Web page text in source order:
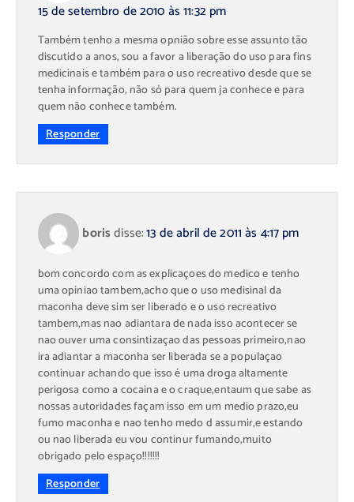
15 de setembro de 2010 às 11:32 pm
Também tenho a mesma opnião sobre esse assunto tão
discutido a anos, sou a favor a liberação do uso para fins
medicinais e também para o uso recreativo desde que se
tenha informação, não só para quem ja conhece e para
quem não conhece também.
Responder
borisdisse:13 de abril de 2011 às 4:17 pm
bom concordo com as explicaçoes do medico e tenho
uma opiniao tambem,acho que o uso medisinal da
maconha deve sim ser liberado e o uso recreativo
tambem,mas nao adiantara de nada isso acontecer se
nao ouver uma consintizaçao das pessoas primeiro,nao
ira adiantar a maconha ser liberada se a populaçao
continuar achando que isso é uma droga altamente
perigosa como a cocaina e o craque,entaum que sabe as
nossas autoridades façam isso em um medio prazo,eu
fumo maconha e nao tenho medo d assumir,e estando
ou nao liberada eu vou continur fumando,muito
obrigado pelo espaço!!!!!!!
Responder